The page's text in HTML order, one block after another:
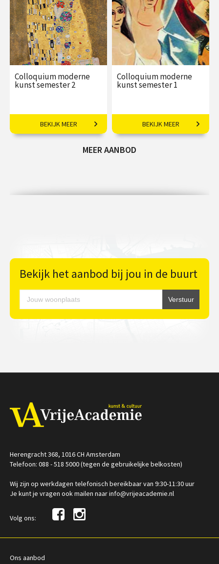
Colloquium moderne
kunst semester 2
Kunst na WOI tot Cobra
BEKIJK MEER
Colloquium moderne
kunst semester 1
Van realisme, art nouveau en
de Stijl tot Bauhaus.
€ 255,00
BEKIJK MEER
MEER AANBOD
Bekijk het aanbod bij jou in de buurt
Herengracht 368, 1016 CH Amsterdam
Telefoon: 088 - 518 5000 (tegen de gebruikelijke belkosten)
Wij zijn op werkdagen telefonisch bereikbaar van 9:30-11:30 uur
Je kunt je vragen ook mailen naar info@vrijeacademie.nl
Volg ons:
Ons aanbod